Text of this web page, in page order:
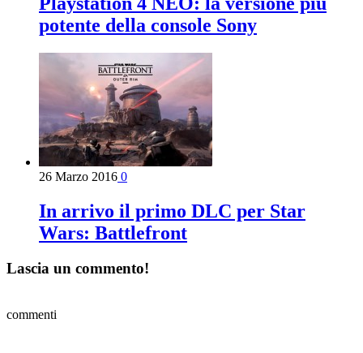
potente della console Sony
26 Marzo 2016 0
In arrivo il primo DLC per Star
Wars: Battlefront
Lascia un commento!
commenti